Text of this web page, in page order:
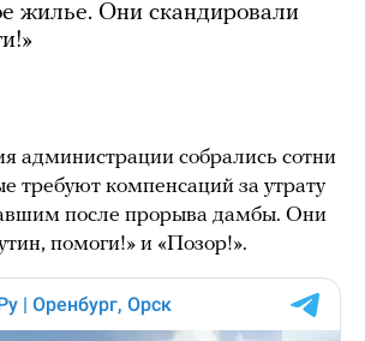
жилье. Они скандировали
администрации собрались сотни
требуют компенсаций за утрату
после прорыва дамбы. Они
помоги!» и «Позор!».